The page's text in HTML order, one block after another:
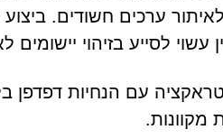
ערכים חשודים.
לסייע בזיהוי יישומים
עם הנחיות דפדפן
מקוונות.